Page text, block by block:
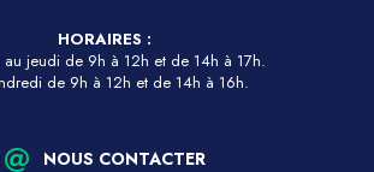
HORAIRES :
au jeudi de 9h à 12h et de 14h à 17h.
de 9h à 12h et de 14h à 16h.
NOUS CONTACTER